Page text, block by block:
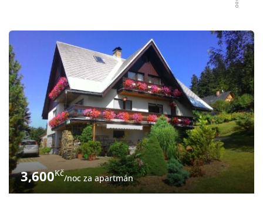
3,600Kč/noc za apartmán